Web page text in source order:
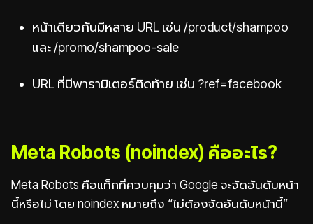
หน้าเดียวกันมีหลาย URL เช่น /product/shampoo
และ /promo/shampoo-sale
URL ที่มีพารามิเตอร์ติดท้าย เช่น ?ref=facebook
Meta Robots (noindex) คืออะไร?
Meta Robots คือแท็กที่ควบคุมว่า Google จะจัดอันดับหน้า
นี้หรือไม่ โดย noindex หมายถึง “ไม่ต้องจัดอันดับหน้านี้”